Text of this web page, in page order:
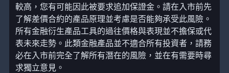
較高，您有可能因此被要求追加保證金。請在入市前先
了解差價合約的產品原理並考慮是否能夠承受此風險。
所有金融衍生產品工具的過往價格與表現並不擔保或代
表未來走勢。此類金融產品並不適合所有投資者，請務
必在入市前完全了解所有潛在的風險，並在有需要時尋
求獨立意見。